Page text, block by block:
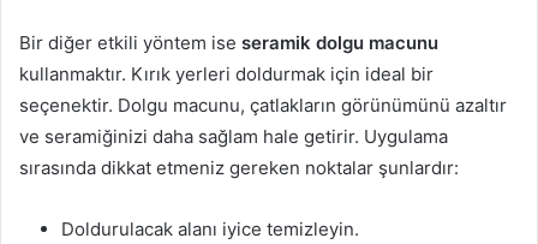
Bir diğer etkili yöntem ise seramik dolgu macunu
kullanmaktır. Kırık yerleri doldurmak için ideal bir
seçenektir. Dolgu macunu, çatlakların görünümünü azaltır
ve seramiğinizi daha sağlam hale getirir. Uygulama
sırasında dikkat etmeniz gereken noktalar şunlardır:
Doldurulacak alanı iyice temizleyin.